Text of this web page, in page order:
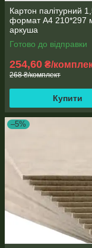
Картон палітурний
формат А4 210*297
аркуша
Готово до відправки
254,60 ₴/
268 ₴/комплект
Купити
–5%